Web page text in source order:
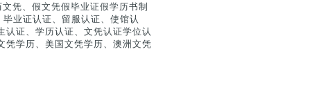
凭、假文凭假毕业证假学历书制
业证认证、留服认证、使馆认
证、学历认证、文凭认证学位认
学历、美国文凭学历、澳洲文凭